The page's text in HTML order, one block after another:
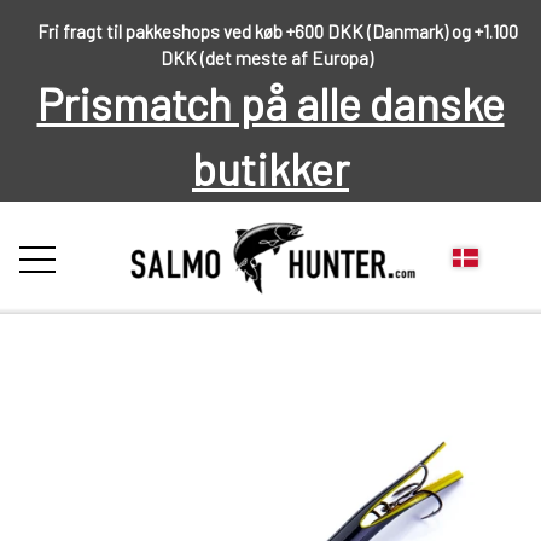
Fri fragt til pakkeshops ved køb +600 DKK (Danmark) og +1.100
DKK (det meste af Europa)
Prismatch på alle danske
butikker